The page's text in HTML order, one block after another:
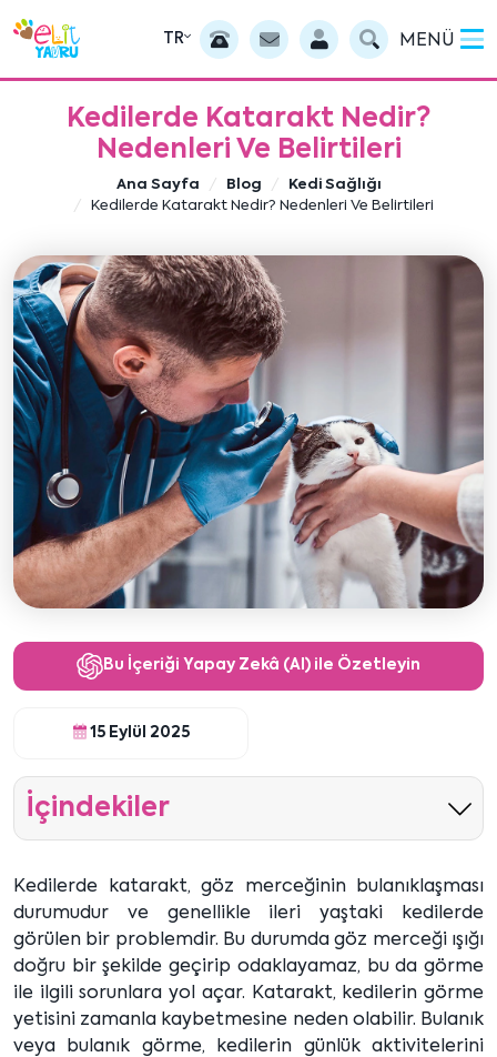
TR MENÜ
Kedilerde Katarakt Nedir?
Nedenleri Ve Belirtileri
Ana Sayfa Blog
Kedi Sağlığı
Kedilerde Katarakt Nedir? Nedenleri Ve Belirtileri
Bu İçeriği Yapay Zekâ (AI) ile Özetleyin
15 Eylül 2025
İçindekiler
Kedilerde katarakt, göz merceğinin bulanıklaşması
durumudur ve genellikle ileri yaştaki kedilerde
görülen bir problemdir. Bu durumda göz merceği ışığı
doğru bir şekilde geçirip odaklayamaz, bu da görme
ile ilgili sorunlara yol açar. Katarakt, kedilerin görme
yetisini zamanla kaybetmesine neden olabilir. Bulanık
veya bulanık görme, kedilerin günlük aktivitelerini